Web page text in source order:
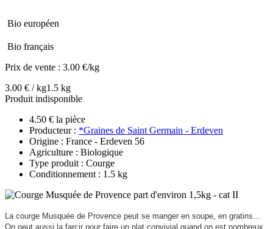
Bio européen
Bio français
Prix de vente : 3.00 €/kg
3.00 € / kg1.5 kg
Produit indisponible
4.50 € la pièce
Producteur : *Graines de Saint Germain - Erdeven
Origine : France - Erdeven 56
Agriculture : Biologique
Type produit : Courge
Conditionnement : 1.5 kg
La courge Musquée de Provence peut se manger en soupe, en gratins...
On peut aussi la farcir pour faire un plat convivial quand on est nombreux